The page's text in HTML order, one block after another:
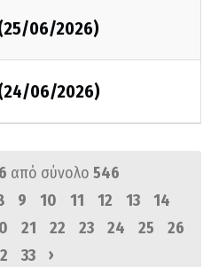
06/2026)
06/2026)
από σύνολο 546
9 10 11 12 13
14
21 22 23 24 25
26
33 ›